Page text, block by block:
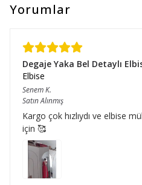
Yorumlar
Degaje Yaka Bel Detaylı
Elbise
SenemK.
Satın Alınmış
Kargo çok hızlıydı ve elbise
için 🥰